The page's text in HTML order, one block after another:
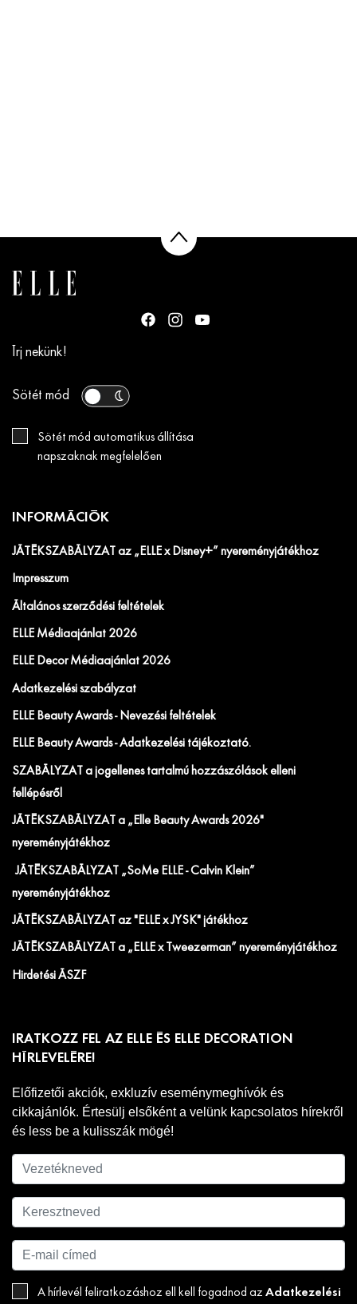
Írj nekünk!
Sötét mód
Sötét mód automatikus állítása
napszaknak megfelelően
INFORMÁCIÓK
JÁTÉKSZABÁLYZAT az „ELLE x Disney+” nyereményjátékhoz
Impresszum
Általános szerződési feltételek
ELLE Médiaajánlat 2026
ELLE Decor Médiaajánlat 2026
Adatkezelési szabályzat
ELLE Beauty Awards - Nevezési feltételek
ELLE Beauty Awards - Adatkezelési tájékoztató.
SZABÁLYZAT a jogellenes tartalmú hozzászólások elleni
fellépésről
JÁTÉKSZABÁLYZAT a „Elle Beauty Awards 2026"
nyereményjátékhoz
JÁTÉKSZABÁLYZAT „SoMe ELLE - Calvin Klein”
nyereményjátékhoz
JÁTÉKSZABÁLYZAT az "ELLE x JYSK" játékhoz
JÁTÉKSZABÁLYZAT a „ELLE x Tweezerman” nyereményjátékhoz
Hirdetési ÁSZF
IRATKOZZ FEL AZ ELLE ÉS ELLE DECORATION
HÍRLEVELÉRE!
Előfizetői akciók, exkluzív eseménymeghívók és
cikkajánlók. Értesülj elsőként a velünk kapcsolatos hírekről
és less be a kulisszák mögé!
A hírlevél feliratkozáshoz ell kell fogadnod az Adatkezelési